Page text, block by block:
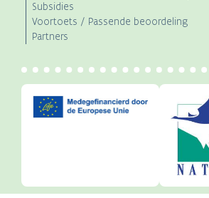
Subsidies
Voortoets / Passende beoordeling
Partners